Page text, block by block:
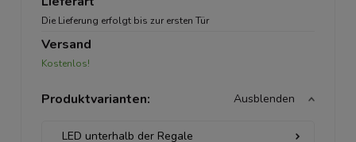
Die Lieferung erfolgt bis zur ersten Tür
Versand
Kostenlos!
Produktvarianten: Ausblenden